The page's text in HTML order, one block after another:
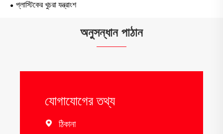
প্লাস্টিকের খুচরা যন্ত্রাংশ
অনুসন্ধান পাঠান
যোগাযোগের তথ্য
 ঠিকানা